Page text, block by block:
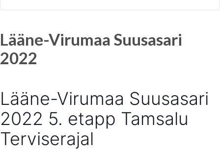
Lääne-Virumaa Suusasari
2022
Lääne-Virumaa Suusasari
2022 5. etapp Tamsalu
Terviserajal